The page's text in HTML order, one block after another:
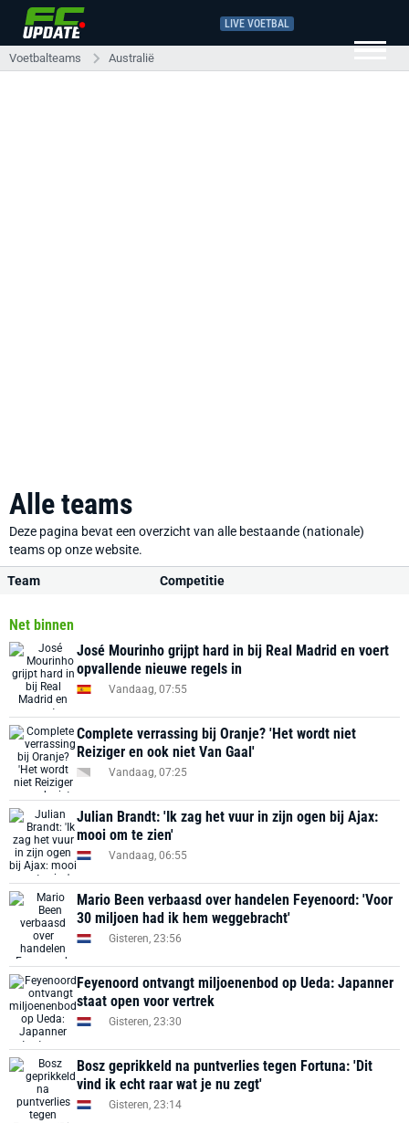
LIVE VOETBAL
Voetbalteams Australië
Alle teams
Deze pagina bevat een overzicht van alle bestaande (nationale)
teams op onze website.
Team Competitie
Net binnen
José Mourinho grijpt hard in bij Real Madrid en voert
opvallende nieuwe regels in
Vandaag, 07:55
Complete verrassing bij Oranje? 'Het wordt niet
Reiziger en ook niet Van Gaal'
Vandaag, 07:25
Julian Brandt: 'Ik zag het vuur in zijn ogen bij Ajax:
mooi om te zien'
Vandaag, 06:55
Mario Been verbaasd over handelen Feyenoord: 'Voor
30 miljoen had ik hem weggebracht'
Gisteren, 23:56
Feyenoord ontvangt miljoenenbod op Ueda: Japanner
staat open voor vertrek
Gisteren, 23:30
Bosz geprikkeld na puntverlies tegen Fortuna: 'Dit
vind ik echt raar wat je nu zegt'
Gisteren, 23:14